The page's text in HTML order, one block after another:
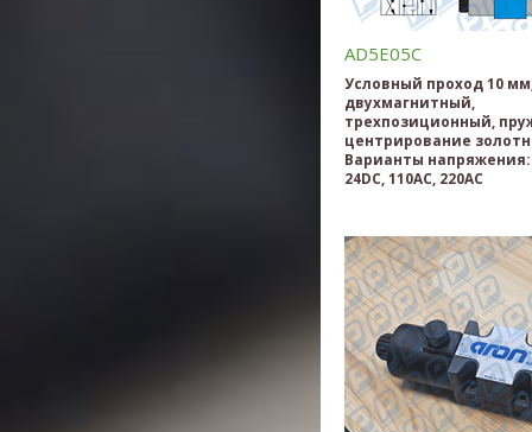
AD5E05C
Условный проход 10
двухмагнитный,
трехпозиционный,
центрирование
Варианты напряжения:
24DC, 110AC, 220AC